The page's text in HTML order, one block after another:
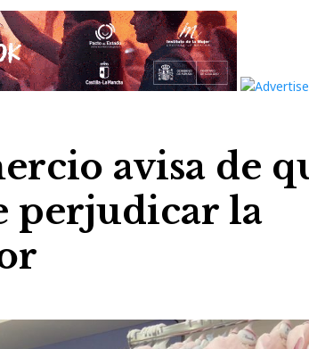
avisa de
perjudicar la